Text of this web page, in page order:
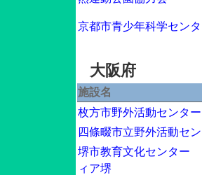
京都市青少年科学セン
大阪府
施設名
枚方市野外活動センター
四條畷市立野外活動セ
堺市教育文化センター
ィア堺